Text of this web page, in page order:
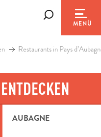
MENÜ
ENTDECKEN
AUBAGNE
Restaurants in Pays